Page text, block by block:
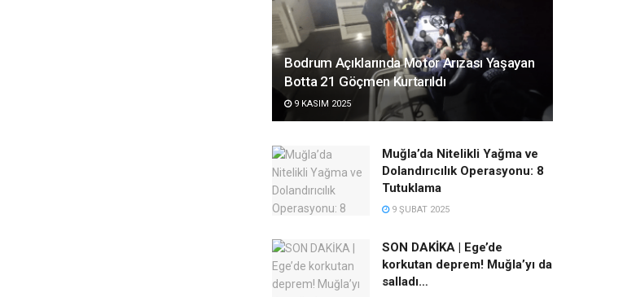
Bodrum Açıklarında Motor Arızası Yaşayan
Botta 21 Göçmen Kurtarıldı
9 KASIM 2025
Muğla’da Nitelikli Yağma ve
Dolandırıcılık Operasyonu: 8
Tutuklama
9 ŞUBAT 2025
SON DAKİKA | Ege’de
korkutan deprem! Muğla’yı da
salladı…